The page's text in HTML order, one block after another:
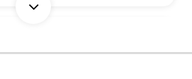
สังขานพละ